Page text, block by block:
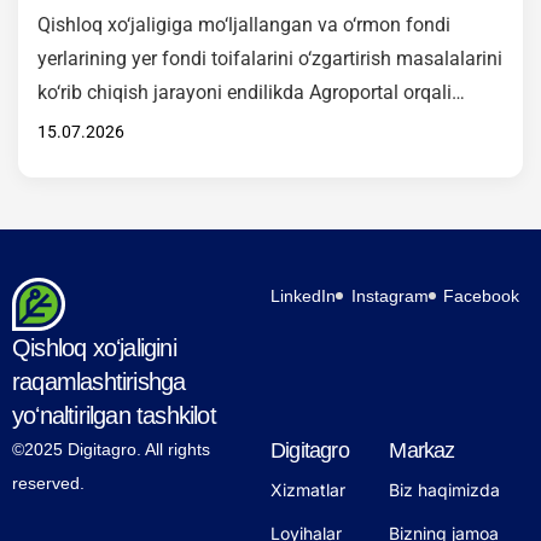
Qishloq xo‘jaligiga mo‘ljallangan va o‘rmon fondi
yerlarining yer fondi toifalarini o‘zgartirish masalalarini
ko‘rib chiqish jarayoni endilikda Agroportal orqali
amalga oshiriladi. Mazkur xizmat O‘zbekiston
Hukumat komissiyasi tomonidan ko‘rib chiqiladigan
chiqish imkonini yaratadi. Yangi xizmat orqali
fuqarolar va manfaatdor…
15.07.2026
Qishloq xoʻjaligini
raqamlashtirishga
yoʻnaltirilgan tashkilot
LinkedIn Instagram Facebook
©2025 Digitagro. All rights
reserved.
Digitagro
Xizmatlar
Loyihalar
Markaz
Biz haqimizda
Bizning jamoa